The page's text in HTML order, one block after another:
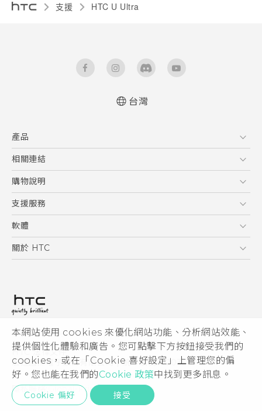
本網站使用 cookies 來優化網站功能、分析網站效能、
提供個性化體驗和廣告。您可點擊下方按鈕接受我們的
cookies，或在「Cookie 喜好設定」上管理您的偏
好。您也能在我們的Cookie 政策中找到更多訊息。
Cookie 偏好 接受
支援 HTC U Ultra‎
台灣
產品
5G
智慧型手機
配件
相關連結
HTC Research
購物說明
購物須知
訂單管理
付款方式
支援服務
到府收送維修服務
服務中心資訊
客戶服務佈告欄
軟體
應用程式
HTC Sync Manager
關於 HTC
投資人
隱私權政策
產品安全性
Cookie
Security and Privacy Whitepaper
© 2011-2026 HTC Corporation
HTC 法律文件
宏達國際電子股份有限公司 | 統一編號16003518
隱私聯絡:Global-Privacy@htc.com